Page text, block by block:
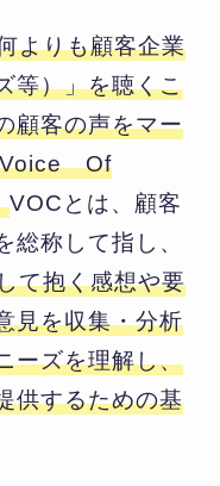
よりも顧客企業
等）」を聴くこ
顧客の声をマー
Voice Of
VOCとは、顧客
総称して指し、
て抱く感想や要
見を収集・分析
ーズを理解し、
供するための基